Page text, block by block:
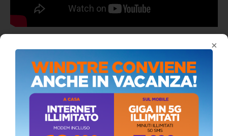
×
ALMANACCO DEL GIORNO